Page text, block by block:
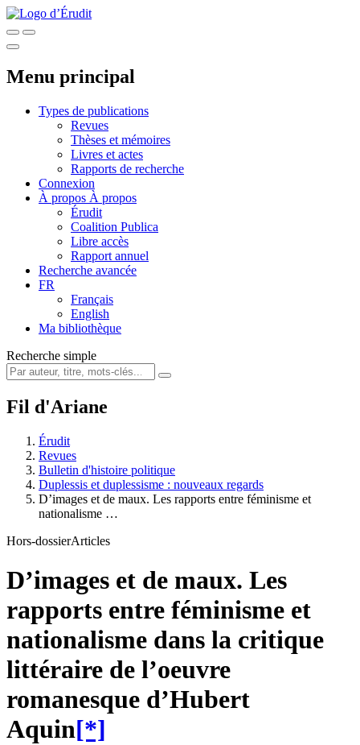
Menu principal
Types de publications
Revues
Thèses et mémoires
Livres et actes
Rapports de recherche
Connexion
À propos À propos
Érudit
Coalition Publica
Libre accès
Rapport annuel
Recherche avancée
FR
Français
English
Ma bibliothèque
Recherche simple
Fil d'Ariane
Érudit
Revues
Bulletin d'histoire politique
Duplessis et duplessisme : nouveaux regards
D’images et de maux. Les rapports entre féminisme et
nationalisme …
Hors-dossierArticles
D’images et de maux. Les
rapports entre féminisme et
nationalisme dans la critique
littéraire de l’oeuvre
romanesque d’Hubert
Aquin[*]